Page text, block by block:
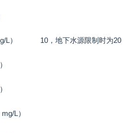
L） 10，地下水源限制时为20
L）